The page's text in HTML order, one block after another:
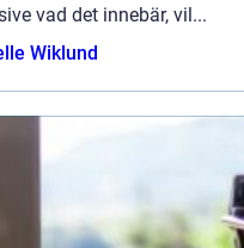
vad det innebär, vil...
Wiklund